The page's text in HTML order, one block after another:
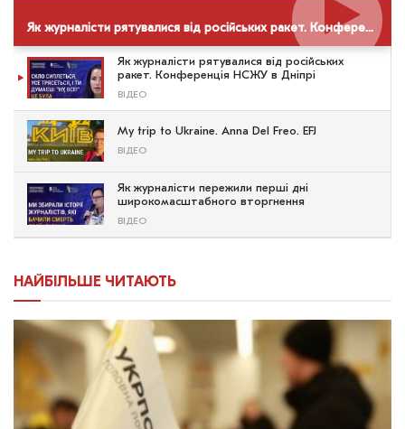
Як журналісти рятувалися від російських ракет. Конференція НСЖУ в Дніпрі
Як журналісти рятувалися від російських
ракет. Конференція НСЖУ в Дніпрі
ВІДЕО
My trip to Ukraine. Anna Del Freo. EFJ
ВІДЕО
Як журналісти пережили перші дні
широкомасштабного вторгнення
ВІДЕО
НАЙБІЛЬШЕ ЧИТАЮТЬ